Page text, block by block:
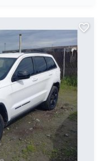
favorite_border